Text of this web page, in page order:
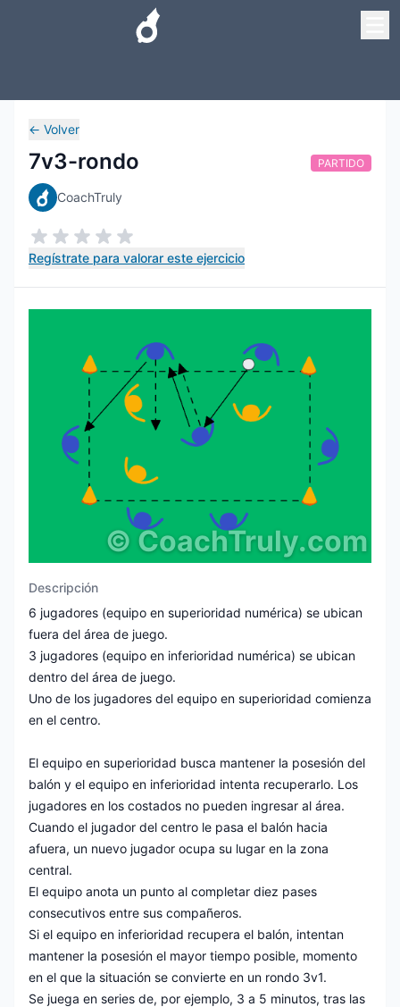
← Volver
7v3-rondo
CoachTruly
Regístrate para valorar este ejercicio
PARTIDO
© CoachTruly.com
Descripción
6 jugadores (equipo en superioridad numérica) se ubican
fuera del área de juego.
3 jugadores (equipo en inferioridad numérica) se ubican
dentro del área de juego.
Uno de los jugadores del equipo en superioridad comienza
en el centro.
El equipo en superioridad busca mantener la posesión del
balón y el equipo en inferioridad intenta recuperarlo. Los
jugadores en los costados no pueden ingresar al área.
Cuando el jugador del centro le pasa el balón hacia
afuera, un nuevo jugador ocupa su lugar en la zona
central.
El equipo anota un punto al completar diez pases
consecutivos entre sus compañeros.
Si el equipo en inferioridad recupera el balón, intentan
mantener la posesión el mayor tiempo posible, momento
en el que la situación se convierte en un rondo 3v1.
Se juega en series de, por ejemplo, 3 a 5 minutos, tras las